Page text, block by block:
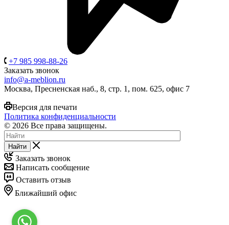
+7 985 998-88-26
Заказать звонок
info@a-meblion.ru
Москва, Пресненская наб., 8, стр. 1, пом. 625, офис 7
Версия для печати
Политика конфиденциальности
© 2026 Все права защищены.
Найти
Заказать звонок
Написать сообщение
Оставить отзыв
Ближайший офис